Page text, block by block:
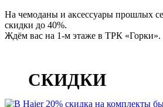
На чемоданы и аксессуары прошлых
скидки до 40%.
Ждём вас на 1-м этаже в ТРК «Горки».
СКИДКИ